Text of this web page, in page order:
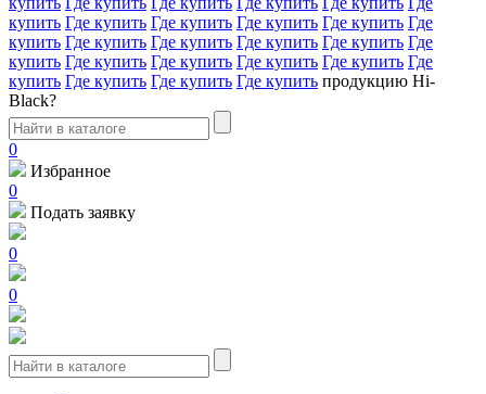
купить Где купить Где купить Где купить Где купить Где
купить Где купить Где купить Где купить Где купить Где
купить Где купить Где купить Где купить Где купить Где
купить Где купить Где купить Где купить продукцию Hi-
Black?
0
Избранное
0
Подать заявку
0
0